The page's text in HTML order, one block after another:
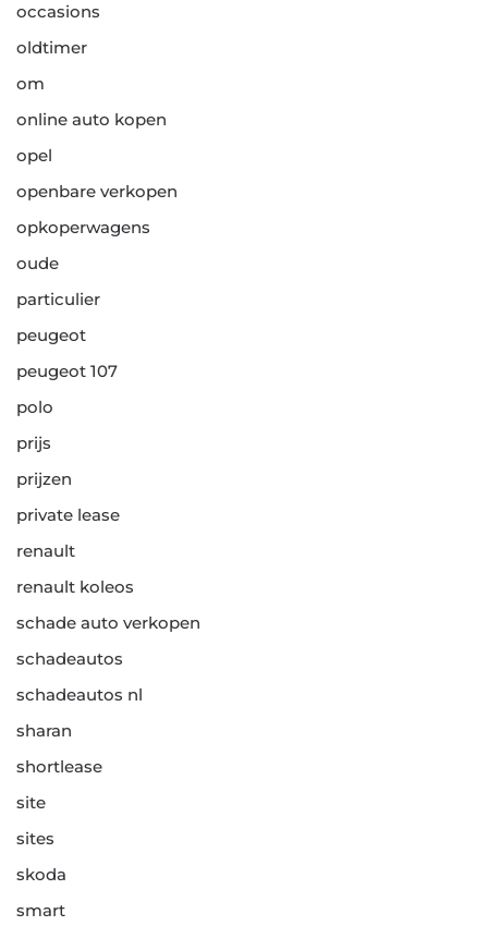
occasions
oldtimer
om
online auto kopen
opel
openbare verkopen
opkoperwagens
oude
particulier
peugeot
peugeot 107
polo
prijs
prijzen
private lease
renault
renault koleos
schade auto verkopen
schadeautos
schadeautos nl
sharan
shortlease
site
sites
skoda
smart